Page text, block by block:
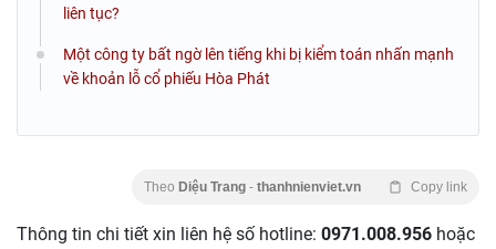
liên tục?
Một công ty bất ngờ lên tiếng khi bị kiểm toán nhấn mạnh
về khoản lỗ cổ phiếu Hòa Phát
Theo Diệu Trang - thanhnienviet.vn Copy link
Thông tin chi tiết xin liên hệ số hotline: 0971.008.956 hoặc